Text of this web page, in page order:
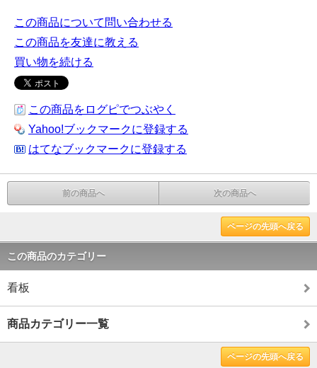
この商品について問い合わせる
この商品を友達に教える
買い物を続ける
この商品をログピでつぶやく
Yahoo!ブックマークに登録する
はてなブックマークに登録する
前の商品へ 次の商品へ
ページの先頭へ戻る
この商品のカテゴリー
看板
商品カテゴリー一覧
ページの先頭へ戻る